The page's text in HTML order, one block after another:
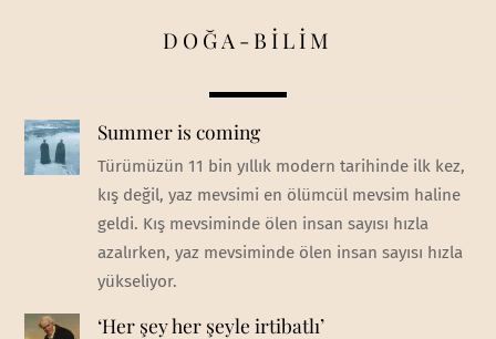
DOĞA-BİLİM
Summer is coming
Türümüzün 11 bin yıllık modern tarihinde ilk kez,
kış değil, yaz mevsimi en ölümcül mevsim haline
geldi. Kış mevsiminde ölen insan sayısı hızla
azalırken, yaz mevsiminde ölen insan sayısı hızla
yükseliyor.
‘Her şey her şeyle irtibatlı’